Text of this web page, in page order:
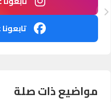
مواضيع ذات صلة